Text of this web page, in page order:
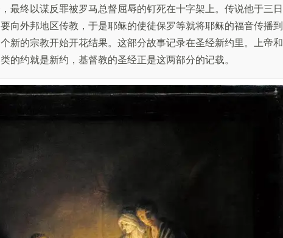
最终以谋反罪被罗马总督屈辱的钉死在十字架上。传说他于三日
向外邦地区传教，于是耶稣的使徒保罗等就将耶稣的福音传播到
新的宗教开始开花结果。这部分故事记录在圣经新约里。上帝和
的约就是新约，基督教的圣经正是这两部分的记载。